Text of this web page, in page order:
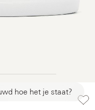
hoe het je staat?